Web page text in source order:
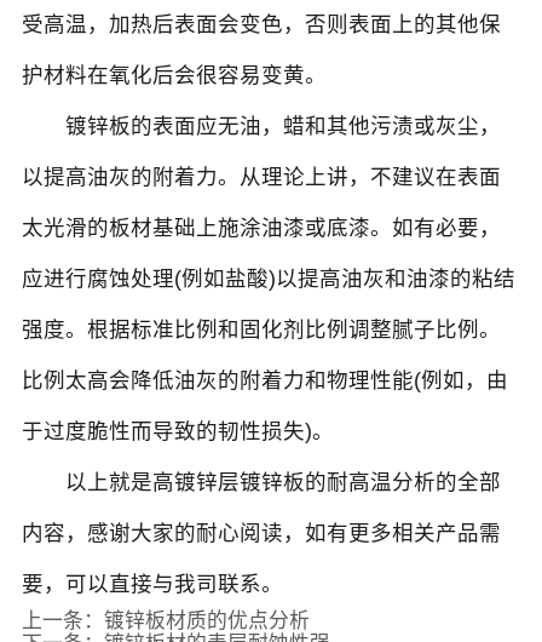
受高温，加热后表面会变色，否则表面上的其他保
护材料在氧化后会很容易变黄。
镀锌板的表面应无油，蜡和其他污渍或灰尘，
以提高油灰的附着力。从理论上讲，不建议在表面
太光滑的板材基础上施涂油漆或底漆。如有必要，
应进行腐蚀处理(例如盐酸)以提高油灰和油漆的粘结
强度。根据标准比例和固化剂比例调整腻子比例。
比例太高会降低油灰的附着力和物理性能(例如，由
于过度脆性而导致的韧性损失)。
以上就是高镀锌层镀锌板的耐高温分析的全部
内容，感谢大家的耐心阅读，如有更多相关产品需
要，可以直接与我司联系。
上一条： 镀锌板材质的优点分析